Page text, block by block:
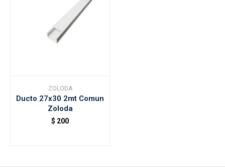
ZOLODA
Ducto 27x30 2mt Comun
Zoloda
$ 200